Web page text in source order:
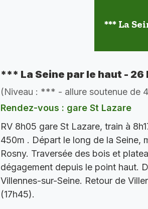
*** La
*** La Seine par le haut - 26
(Niveau : *** - allure soutenue de
Rendez-vous : gare St Lazare
RV 8h05 gare St Lazare, train à
450m . Départ le long de la Seine,
Rosny. Traversée des bois et
dégagement depuis le point haut.
Villennes-sur-Seine. Retour de
(17h45).